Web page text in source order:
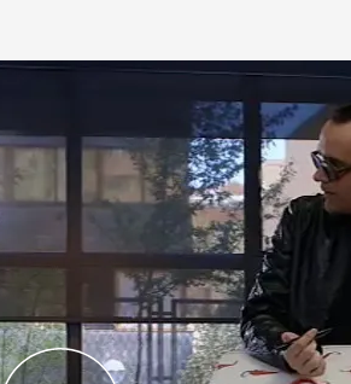
David Muñoz quiere
ha charlado con Risto